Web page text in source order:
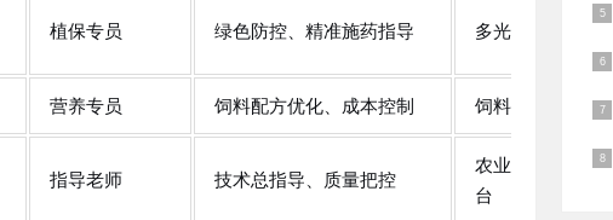
植保专员 绿色防控、精准施药指导 多光谱无人机
营养专员 饲料配方优化、成本控制 饲料成分分析仪
指导老师 技术总指导、质量把控
农业物联网教学平
台